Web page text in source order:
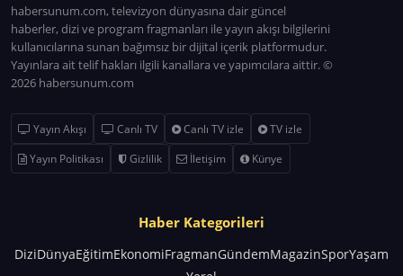
habersunum.com, televizyon dünyasına dair güncel
haberler, dizi ve program fragmanları ile yayın akışı bilgilerini
kullanıcılarına sunan bağımsız bir dijital içerik platformudur.
Yayınlara ait telif hakları ilgili kanallara ve yapımcılara aittir. ©
2026 habersunum.com
Yayın Akışı Canlı TV Canlı TV izle
TV izle
Yayın Politikası
Gizlilik İletişim Künye
Haber Kategorileri
DiziDünyaEğitimEkonomiFragmanGündemMagazinSporYaşam